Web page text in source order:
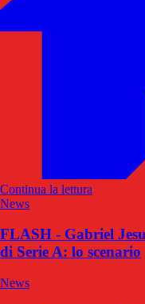
Continua la lettura
News
FLASH - Gabriel
di Serie A: lo scenario
News